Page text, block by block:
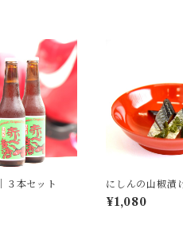
３本セット にしんの山椒漬
¥1,080